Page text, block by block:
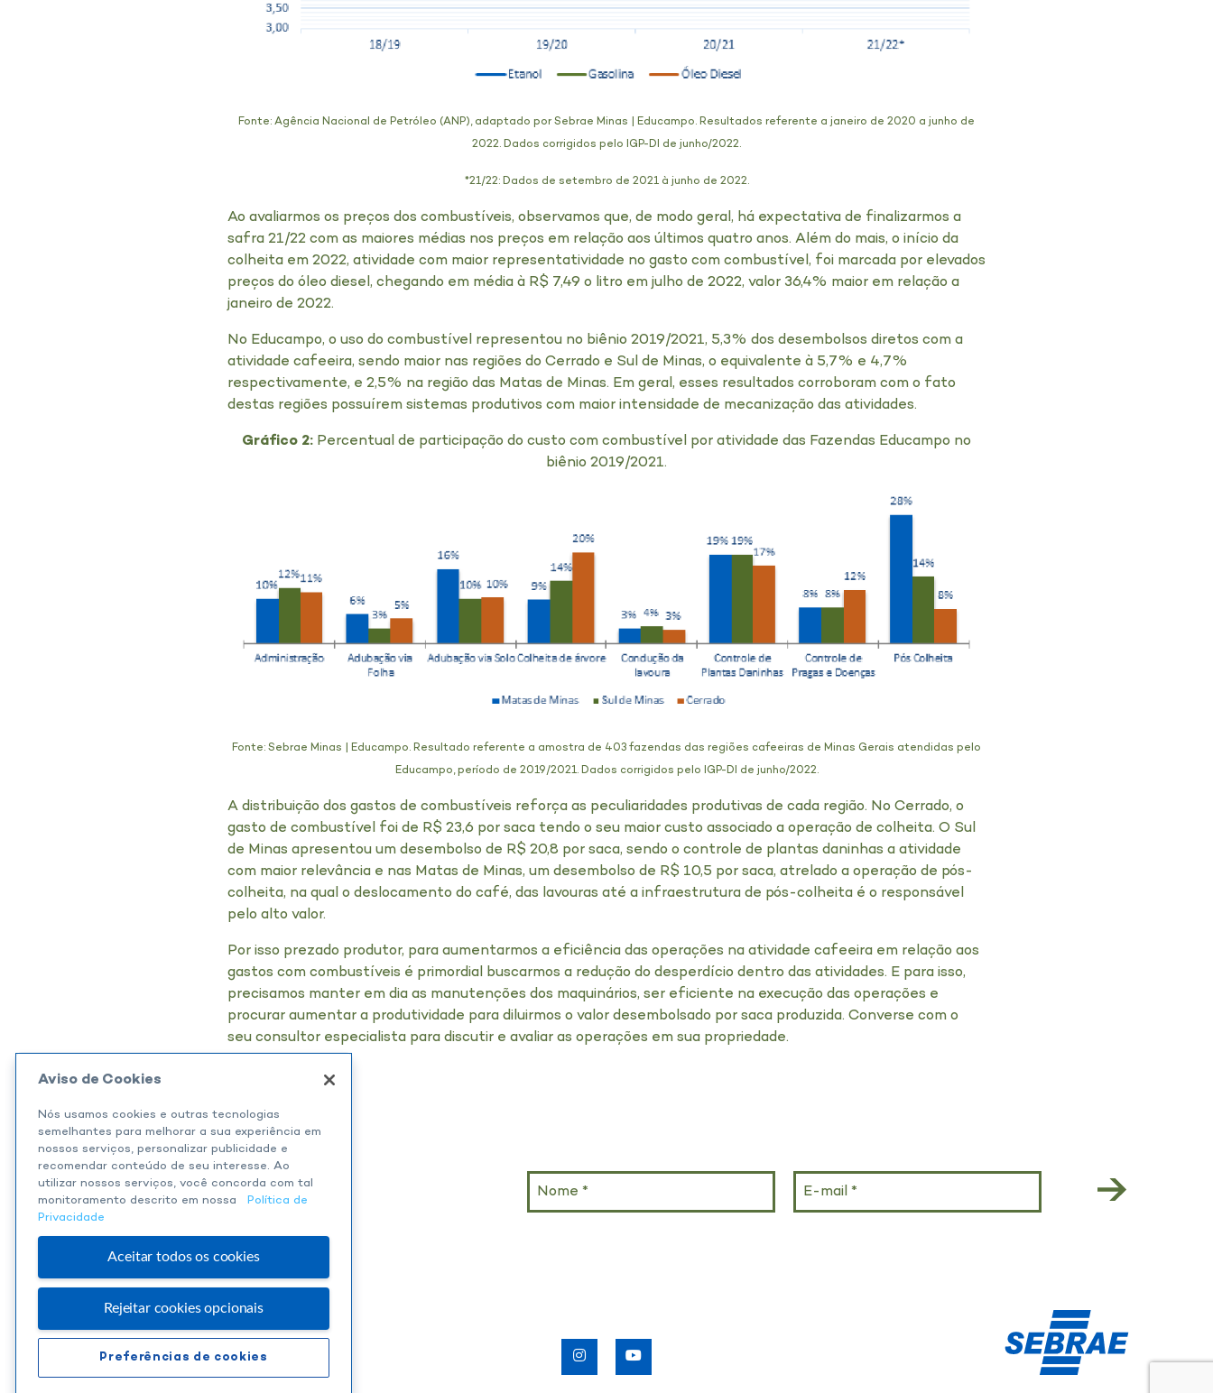
Fonte: Agência Nacional de Petróleo (ANP), adaptado por Sebrae Minas | Educampo. Resultados referente a janeiro de 2020 a junho de
2022. Dados corrigidos pelo IGP-DI de junho/2022.
*21/22: Dados de setembro de 2021 à junho de 2022.
Ao avaliarmos os preços dos combustíveis, observamos que, de modo geral, há expectativa de finalizarmos a
safra 21/22 com as maiores médias nos preços em relação aos últimos quatro anos. Além do mais, o início da
colheita em 2022, atividade com maior representatividade no gasto com combustível, foi marcada por elevados
preços do óleo diesel, chegando em média à R$ 7,49 o litro em julho de 2022, valor 36,4% maior em relação a
janeiro de 2022.
No Educampo, o uso do combustível representou no biênio 2019/2021, 5,3% dos desembolsos diretos com a
atividade cafeeira, sendo maior nas regiões do Cerrado e Sul de Minas, o equivalente à 5,7% e 4,7%
respectivamente, e 2,5% na região das Matas de Minas. Em geral, esses resultados corroboram com o fato
destas regiões possuírem sistemas produtivos com maior intensidade de mecanização das atividades.
Gráfico 2: Percentual de participação do custo com combustível por atividade das Fazendas Educampo no
biênio 2019/2021.
Fonte: Sebrae Minas | Educampo. Resultado referente a amostra de 403 fazendas das regiões cafeeiras de Minas Gerais atendidas pelo
Educampo, período de 2019/2021. Dados corrigidos pelo IGP-DI de junho/2022.
A distribuição dos gastos de combustíveis reforça as peculiaridades produtivas de cada região. No Cerrado, o
gasto de combustível foi de R$ 23,6 por saca tendo o seu maior custo associado a operação de colheita. O Sul
de Minas apresentou um desembolso de R$ 20,8 por saca, sendo o controle de plantas daninhas a atividade
com maior relevância e nas Matas de Minas, um desembolso de R$ 10,5 por saca, atrelado a operação de pós-
colheita, na qual o deslocamento do café, das lavouras até a infraestrutura de pós-colheita é o responsável
pelo alto valor.
Por isso prezado produtor, para aumentarmos a eficiência das operações na atividade cafeeira em relação aos
gastos com combustíveis é primordial buscarmos a redução do desperdício dentro das atividades. E para isso,
precisamos manter em dia as manutenções dos maquinários, ser eficiente na execução das operações e
procurar aumentar a produtividade para diluirmos o valor desembolsado por saca produzida. Converse com o
seu consultor especialista para discutir e avaliar as operações em sua propriedade.
Assine nossa newsletter.
Aviso de Cookies
Nós usamos cookies e outras tecnologias
semelhantes para melhorar a sua experiência em
nossos serviços, personalizar publicidade e
recomendar conteúdo de seu interesse. Ao
utilizar nossos serviços, você concorda com tal
monitoramento descrito em nossa
Política de
Privacidade
Aceitar todos os cookies
Rejeitar cookies opcionais
Preferências de cookies